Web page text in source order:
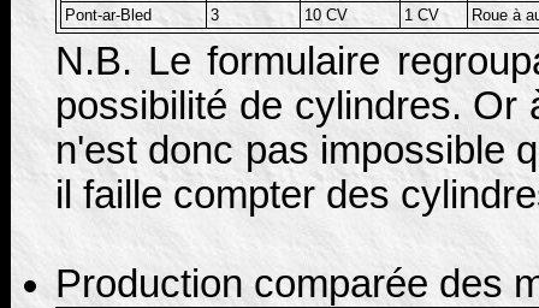
Pont-ar-Bled
3 10 CV 1 CV Roue à
N.B. Le formulaire
possibilité de cylindres. Or
n'est donc pas impossible
il faille compter des
Production comparée des